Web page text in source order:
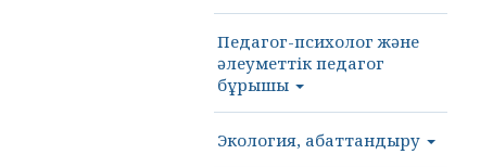
Педагог-психолог және
әлеуметтік педагог
бұрышы
Экология, абаттандыру